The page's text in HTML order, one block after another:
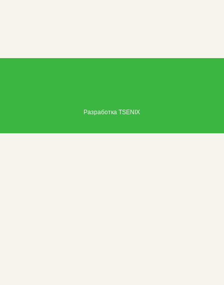
Разработка TSENIX